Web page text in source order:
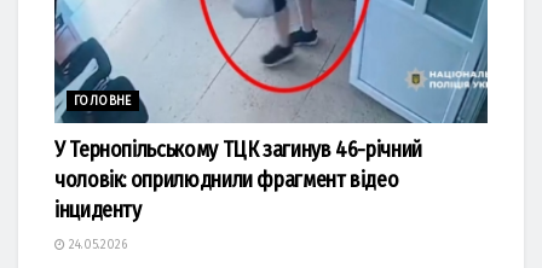
ГОЛОВНЕ
У Тернопільському ТЦК загинув 46-річний
чоловік: оприлюднили фрагмент відео
інциденту
24.05.2026